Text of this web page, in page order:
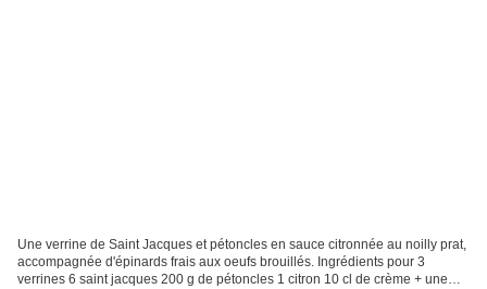
Une verrine de Saint Jacques et pétoncles en sauce citronnée au noilly prat,
accompagnée d'épinards frais aux oeufs brouillés. Ingrédients pour 3
verrines 6 saint jacques 200 g de pétoncles 1 citron 10 cl de crème + une